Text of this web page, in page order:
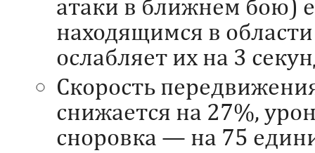
атаки в ближнем бою)
находящимся в
ослабляет их на 3
Скорость
снижается на 27%,
сноровка — на 75